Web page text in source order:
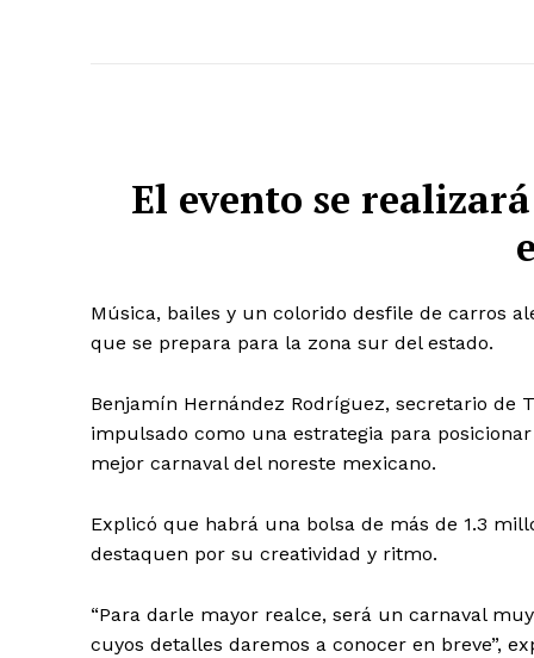
El evento se
Música, bailes y un colorido desfile de carros
que se prepara para la zona sur del estado.
Benjamín Hernández Rodríguez, secretario de
impulsado como una estrategia para
mejor carnaval del noreste mexicano.
Explicó que habrá una bolsa de más de 1.3
destaquen por su creatividad y ritmo.
“Para darle mayor realce, será un carnaval
cuyos detalles daremos a conocer en breve”,